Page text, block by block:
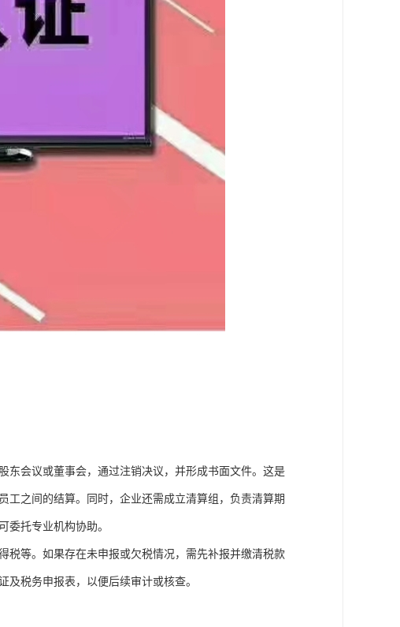
东会议或董事会，通过注销决议，并形成书面文件。这是
工之间的结算。同时，企业还需成立清算组，负责清算期
委托专业机构协助。
税等。如果存在未申报或欠税情况，需先补报并缴清税款
税务申报表，以便后续审计或核查。